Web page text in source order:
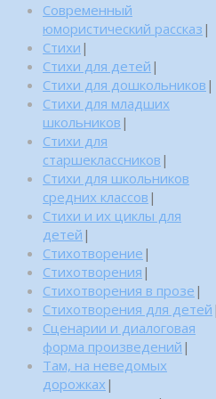
Современный
юмористический рассказ |
Стихи |
Стихи для детей |
Стихи для дошкольников |
Стихи для младших
школьников |
Стихи для
старшеклассников |
Стихи для школьников
средних классов |
Стихи и их циклы для
детей |
Стихотворение |
Стихотворения |
Стихотворения в прозе |
Стихотворения для детей |
Сценарии и диалоговая
форма произведений |
Там, на неведомых
дорожках |